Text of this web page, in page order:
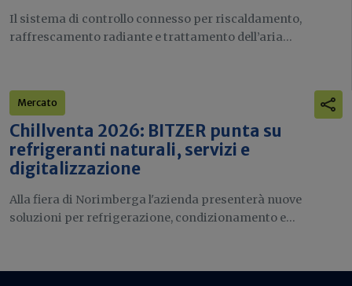
Il sistema di controllo connesso per riscaldamento,
raffrescamento radiante e trattamento dell’aria...
Mercato
Chillventa 2026: BITZER punta su
refrigeranti naturali, servizi e
digitalizzazione
Alla fiera di Norimberga l'azienda presenterà nuove
soluzioni per refrigerazione, condizionamento e...